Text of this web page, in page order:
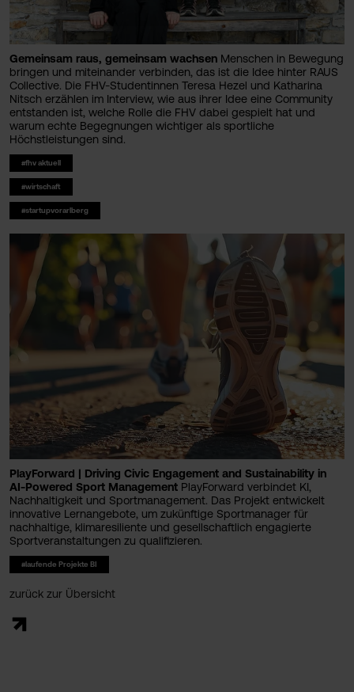
Gemeinsam raus, gemeinsam wachsen Menschen in Bewegung
bringen und miteinander verbinden, das ist die Idee hinter RAUS
Collective. Die FHV-Studentinnen Teresa Hezel und Katharina
Nitsch erzählen im Interview, wie aus ihrer Idee eine Community
entstanden ist, welche Rolle die FHV dabei gespielt hat und
warum echte Begegnungen wichtiger als sportliche
Höchstleistungen sind.
#fhv aktuell
#wirtschaft
#startupvorarlberg
PlayForward | Driving Civic Engagement and Sustainability in
AI-Powered Sport Management PlayForward verbindet KI,
Nachhaltigkeit und Sportmanagement. Das Projekt entwickelt
innovative Lernangebote, um zukünftige Sportmanager für
nachhaltige, klimaresiliente und gesellschaftlich engagierte
Sportveranstaltungen zu qualifizieren.
#laufende Projekte BI
zurück zur Übersicht